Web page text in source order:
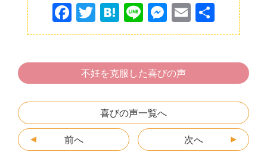
F
a
e
b
o
o
k
T
w
er
H
at
n
a
Li
n
M
e
s
e
n
g
er
E
m
l
有
不妊を克服した喜びの声
喜びの声一覧へ
前へ 次へ